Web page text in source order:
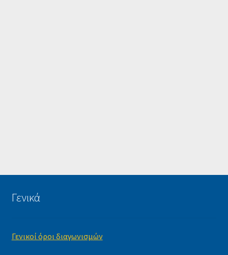
Γενικά
Γενικοί όροι διαγωνισμών